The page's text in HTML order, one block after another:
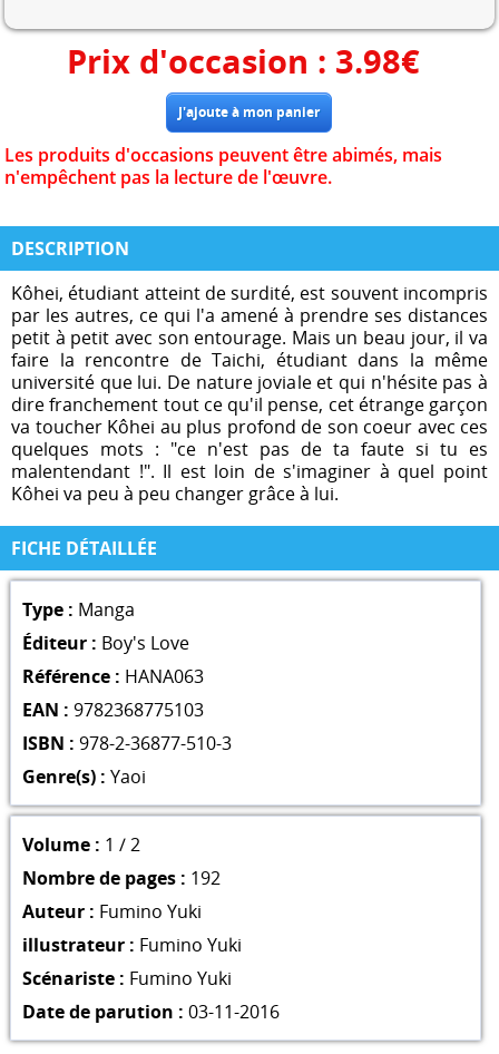
Prix d'occasion : 3.98€
Les produits d'occasions peuvent être abimés, mais
n'empêchent pas la lecture de l'œuvre.
DESCRIPTION
Kôhei, étudiant atteint de surdité, est souvent incompris
par les autres, ce qui l'a amené à prendre ses distances
petit à petit avec son entourage. Mais un beau jour, il va
faire la rencontre de Taichi, étudiant dans la même
université que lui. De nature joviale et qui n'hésite pas à
dire franchement tout ce qu'il pense, cet étrange garçon
va toucher Kôhei au plus profond de son coeur avec ces
quelques mots : "ce n'est pas de ta faute si tu es
malentendant !". Il est loin de s'imaginer à quel point
Kôhei va peu à peu changer grâce à lui.
FICHE DÉTAILLÉE
Type : Manga
Éditeur : Boy's Love
Référence : HANA063
EAN : 9782368775103
ISBN : 978-2-36877-510-3
Genre(s) : Yaoi
Volume : 1 / 2
Nombre de pages : 192
Auteur : Fumino Yuki
illustrateur : Fumino Yuki
Scénariste : Fumino Yuki
Date de parution : 03-11-2016